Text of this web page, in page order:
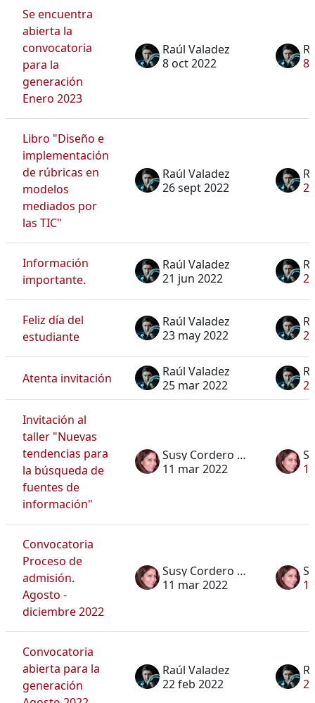
Se encuentra
abierta la
convocatoria
para la
generación
Enero 2023
Raúl Valadez
8 oct 2022
8
Libro "Diseño e
implementación
de rúbricas en
modelos
mediados por
las TIC"
Raúl Valadez
26 sept 2022
Información
importante.
Raúl Valadez
21 jun 2022
Feliz día del
estudiante
Raúl Valadez
23 may 2022
Atenta invitación
Raúl Valadez
25 mar 2022
Invitación al
taller "Nuevas
tendencias para
la búsqueda de
fuentes de
información"
Susy Cordero Dávila
11 mar 2022
Convocatoria
Proceso de
admisión.
Agosto -
diciembre 2022
Susy Cordero Dávila
11 mar 2022
Convocatoria
abierta para la
generación
Raúl Valadez
22 feb 2022